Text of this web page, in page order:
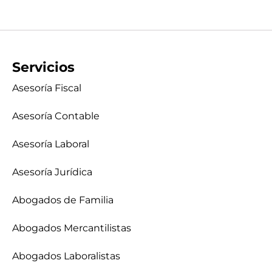
Servicios
Asesoría Fiscal
Asesoría Contable
Asesoría Laboral
Asesoría Jurídica
Abogados de Familia
Abogados Mercantilistas
Abogados Laboralistas